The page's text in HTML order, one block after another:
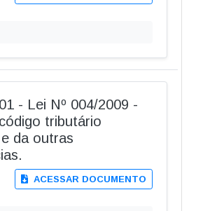
- Lei Nº 004/2009 -
tributário
da outras
ACESSAR DOCUMENTO